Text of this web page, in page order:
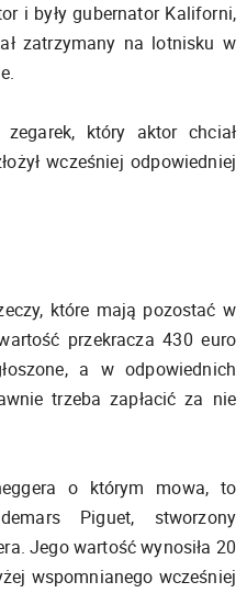
i były gubernator Kaliforni,
zatrzymany na lotnisku w
zegarek, który aktor chciał
wcześniej odpowiedniej
które mają pozostać w
przekracza 430 euro
a w odpowiednich
trzeba zapłacić za nie
o którym mowa, to
Piguet, stworzony
Jego wartość wynosiła 20
wspomnianego wcześniej